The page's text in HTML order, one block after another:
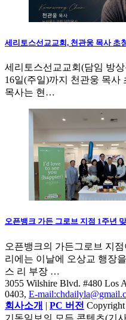
세리토스선교교회, 천관웅 목사 초
세리토스선교교회(담임 방
16일(주일)까지 천관웅 목사
목사는 현…
오픈뱅크 가든 그로브 지점 1주년
오픈뱅크의 가든그로브 지
리에는 이날에 오상교 행장
스 리 부장 …
3055 Wilshire Blvd. #480 Los
0403, E-
회사소개 | PC 버전
기독일보의 모든 콘텐츠(기